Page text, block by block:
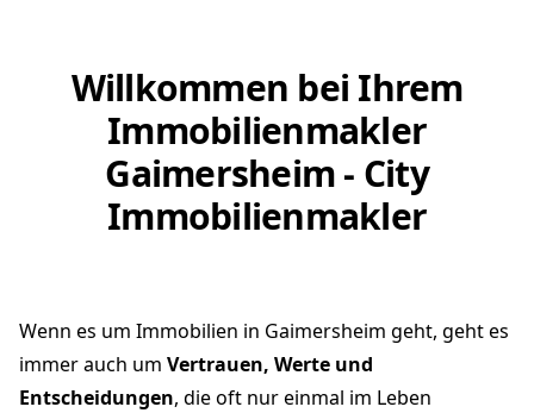
Willkommen bei Ihrem
Immobilienmakler
Gaimersheim - City
Immobilienmakler
Wenn es um Immobilien in Gaimersheim geht, geht es
immer auch um Vertrauen, Werte und
Entscheidungen, die oft nur einmal im Leben